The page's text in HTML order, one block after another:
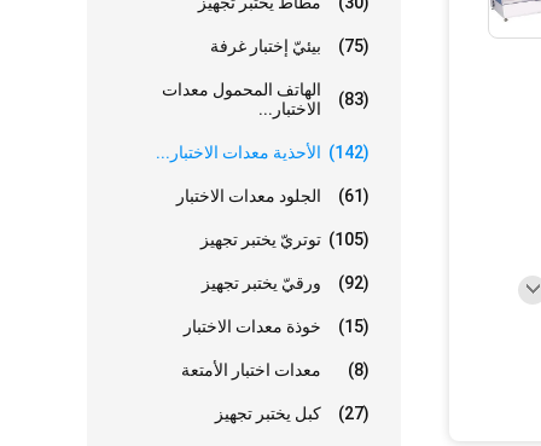
بيئيّ إختبار غرفة (75)
الهاتف المحمول معدات
الاختبار...
(83)
الأحذية معدات الاختبار... (142)
الجلود معدات الاختبار (61)
توتريّ يختبر تجهيز (105)
ورقيّ يختبر تجهيز (92)
خوذة معدات الاختبار (15)
معدات اختبار الأمتعة (8)
كبل يختبر تجهيز (27)